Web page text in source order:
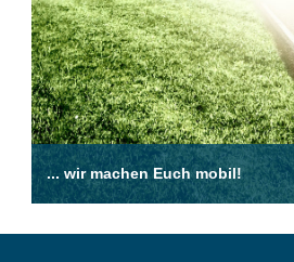
... wir machen Euch mobil!